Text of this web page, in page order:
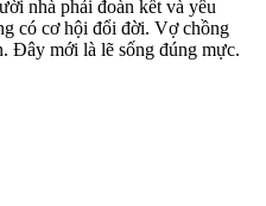
nhà phải đoàn kết và yêu
có cơ hội đổi đời. Vợ chồng
Đây mới là lẽ sống đúng mực.